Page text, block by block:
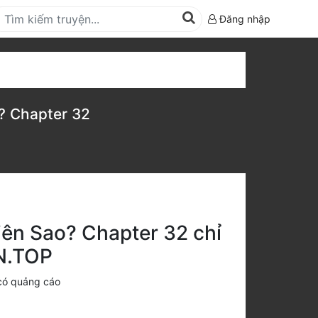
Đăng nhập
Chapter 32
Sao? Chapter 32 chỉ
quảng cáo